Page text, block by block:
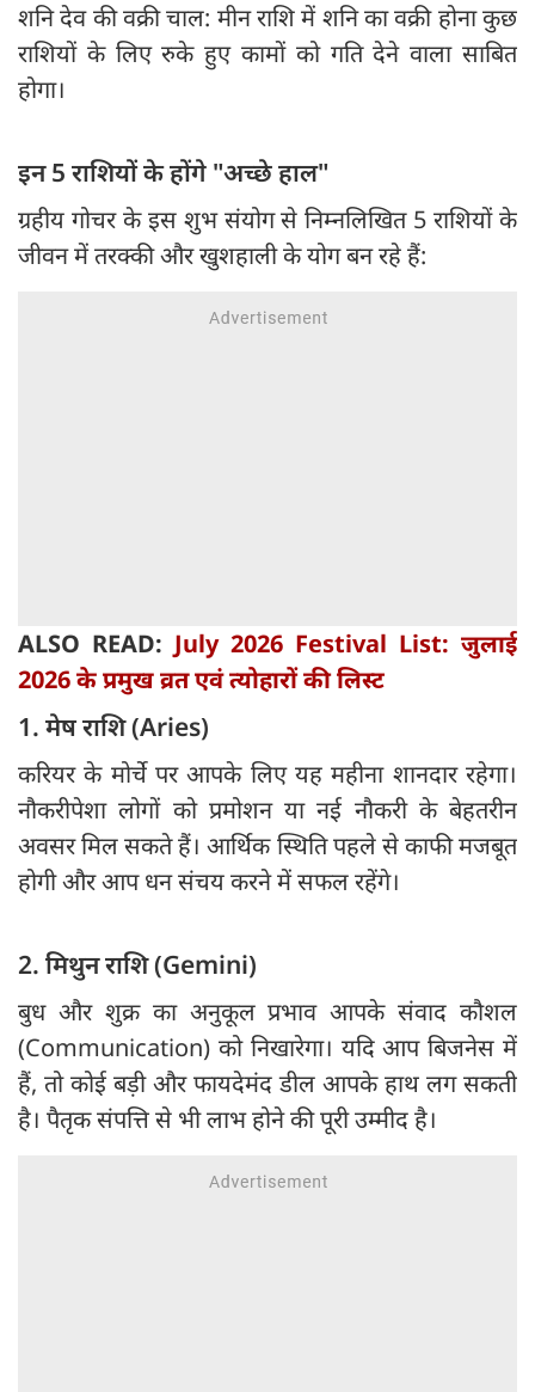
शनि देव की वक्री चाल: मीन राशि में शनि का वक्री होना कुछ
राशियों के लिए रुके हुए कामों को गति देने वाला साबित
होगा।
इन 5 राशियों के होंगे "अच्छे हाल"
ग्रहीय गोचर के इस शुभ संयोग से निम्नलिखित 5 राशियों के
जीवन में तरक्की और खुशहाली के योग बन रहे हैं:
ALSO READ: July 2026 Festival List: जुलाई
2026 के प्रमुख व्रत एवं त्योहारों की लिस्ट
1. मेष राशि (Aries)
करियर के मोर्चे पर आपके लिए यह महीना शानदार रहेगा।
नौकरीपेशा लोगों को प्रमोशन या नई नौकरी के बेहतरीन
अवसर मिल सकते हैं। आर्थिक स्थिति पहले से काफी मजबूत
होगी और आप धन संचय करने में सफल रहेंगे।
2. मिथुन राशि (Gemini)
बुध और शुक्र का अनुकूल प्रभाव आपके संवाद कौशल
(Communication) को निखारेगा। यदि आप बिजनेस में
हैं, तो कोई बड़ी और फायदेमंद डील आपके हाथ लग सकती
है। पैतृक संपत्ति से भी लाभ होने की पूरी उम्मीद है।